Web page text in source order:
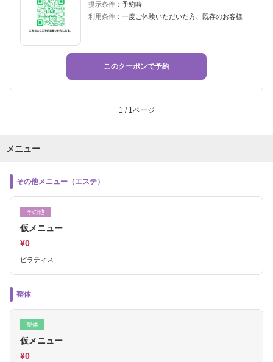
提示条件： 予約時
利用条件： 一度ご体験いただいた方、既存のお客様
このクーポンで予約
1 / 1ページ
メニュー
その他メニュー（エステ）
その他
仮メニュー
¥0
ピラティス
整体
整体
仮メニュー
¥0